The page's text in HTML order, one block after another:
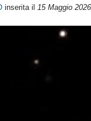
i
inserita il 15 Maggio 2026